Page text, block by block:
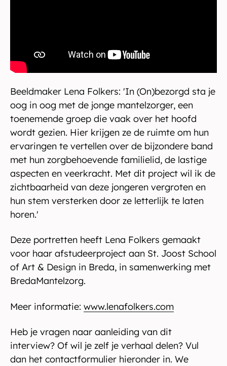
Beeldmaker Lena Folkers: 'In (On)bezorgd sta je
oog in oog met de jonge mantelzorger, een
toenemende groep die vaak over het hoofd
wordt gezien. Hier krijgen ze de ruimte om hun
ervaringen te vertellen over de bijzondere band
met hun zorgbehoevende familielid, de lastige
aspecten en veerkracht. Met dit project wil ik de
zichtbaarheid van deze jongeren vergroten en
hun stem versterken door ze letterlijk te laten
horen.'
Deze portretten heeft Lena Folkers gemaakt
voor haar afstudeerproject aan St. Joost School
of Art & Design in Breda, in samenwerking met
BredaMantelzorg.
Meer informatie: www.lenafolkers.com
Heb je vragen naar aanleiding van dit
interview? Of wil je zelf je verhaal delen? Vul
dan het contactformulier hieronder in. We